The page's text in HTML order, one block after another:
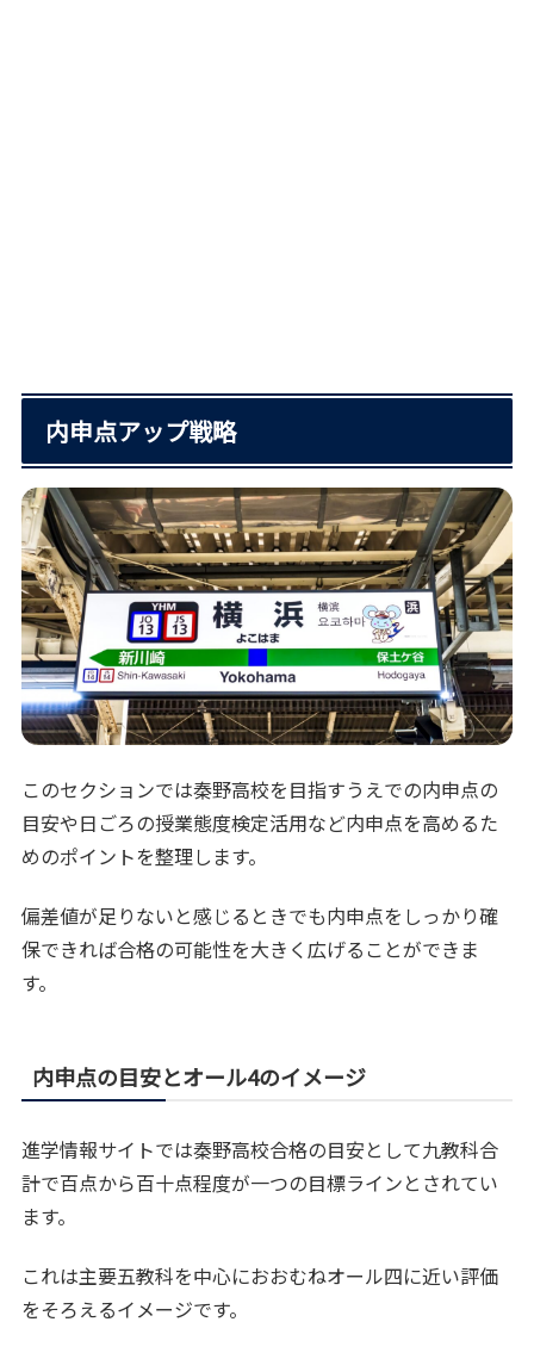
内申点アップ戦略
このセクションでは秦野高校を目指すうえでの内申点の
目安や日ごろの授業態度検定活用など内申点を高めるた
めのポイントを整理します。
偏差値が足りないと感じるときでも内申点をしっかり確
保できれば合格の可能性を大きく広げることができま
す。
内申点の目安とオール4のイメージ
進学情報サイトでは秦野高校合格の目安として九教科合
計で百点から百十点程度が一つの目標ラインとされてい
ます。
これは主要五教科を中心におおむねオール四に近い評価
をそろえるイメージです。